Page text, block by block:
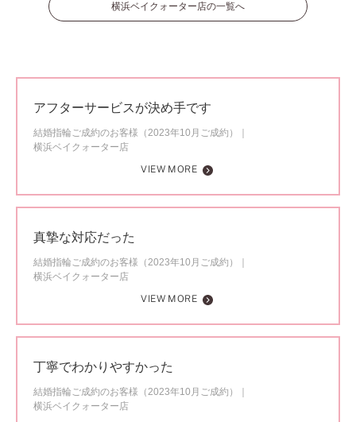
横浜ベイクォーター店の一覧へ
アフターサービスが決め手です
結婚指輪ご成約のお客様（2023年10月ご成約）
横浜ベイクォーター店
VIEW MORE
真摯な対応だった
結婚指輪ご成約のお客様（2023年10月ご成約）
横浜ベイクォーター店
VIEW MORE
丁寧でわかりやすかった
結婚指輪ご成約のお客様（2023年10月ご成約）
横浜ベイクォーター店